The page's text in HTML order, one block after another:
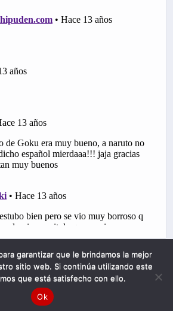
garantizar que le brindamos la mejor
sitio web. Si continúa utilizando este
que está satisfecho con ello.
Ok